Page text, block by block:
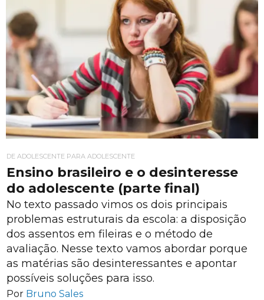
DE ADOLESCENTE PARA ADOLESCENTE
Ensino brasileiro e o desinteresse
do adolescente (parte final)
No texto passado vimos os dois principais
problemas estruturais da escola: a disposição
dos assentos em fileiras e o método de
avaliação. Nesse texto vamos abordar porque
as matérias são desinteressantes e apontar
possíveis soluções para isso.
Por Bruno Sales